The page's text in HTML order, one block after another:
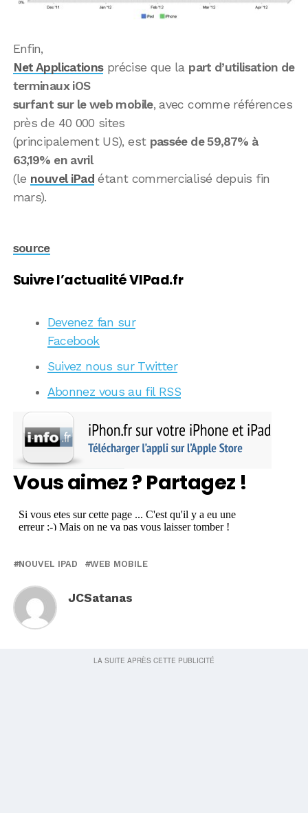
Enfin,
Net Applicationsprécise que la part d’utilisation de
terminaux iOS
surfant sur le web mobile, avec comme références
près de 40 000 sites
(principalement US), est passée de 59,87% à
63,19% en avril
(le nouvel iPad étant commercialisé depuis fin
mars).
source
Suivre l’actualité VIPad.fr
Devenez fan sur
Facebook
Suivez nous sur Twitter
Abonnez vous au fil RSS
Vous aimez ? Partagez !
NOUVEL IPAD WEB MOBILE
JCSatanas